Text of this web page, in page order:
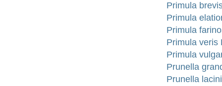
Primula
Primula
Primula
Primula veris
Primula
Prunella
Prunella